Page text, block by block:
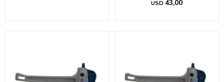
USD 43,00